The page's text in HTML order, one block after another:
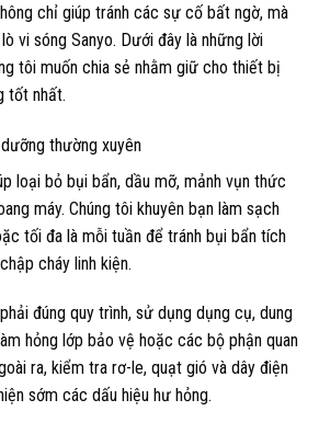
chỉ giúp tránh các sự cố bất ngờ, mà
vi sóng Sanyo. Dưới đây là những lời
tôi muốn chia sẻ nhằm giữ cho thiết bị
tốt nhất.
thường xuyên
loại bỏ bụi bẩn, dầu mỡ, mảnh vụn thức
máy. Chúng tôi khuyên bạn làm sạch
tối đa là mỗi tuần để tránh bụi bẩn tích
cháy linh kiện.
đúng quy trình, sử dụng dụng cụ, dung
hỏng lớp bảo vệ hoặc các bộ phận quan
ra, kiểm tra rơ-le, quạt gió và dây điện
sớm các dấu hiệu hư hỏng.